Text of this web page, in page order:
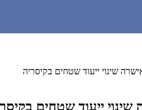
שינוי ייעוד שטחים בקיסריה
ייעוד שטחים